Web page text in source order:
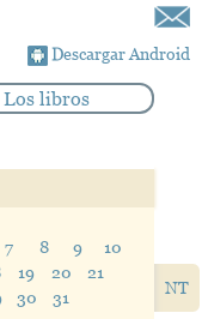
Descargar Android
Los libros
NT
7 8 9
10
19 20
21
30 31